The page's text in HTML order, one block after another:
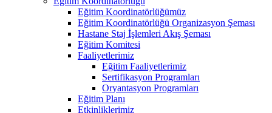
Eğitim Koordinatörlüğümüz
Eğitim Koordinatörlüğü Organizasyon Şeması
Hastane Staj İşlemleri Akış Şeması
Eğitim Komitesi
Faaliyetlerimiz
Eğitim Faaliyetlerimiz
Sertifikasyon Programları
Oryantasyon Programları
Eğitim Planı
Etkinliklerimiz